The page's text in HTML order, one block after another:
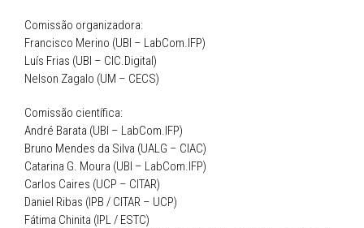
Comissão organizadora:
Francisco Merino (UBI – LabCom.IFP)
Luís Frias (UBI – CIC.Digital)
Nelson Zagalo (UM – CECS)
Comissão científica:
André Barata (UBI – LabCom.IFP)
Bruno Mendes da Silva (UALG – CIAC)
Catarina G. Moura (UBI – LabCom.IFP)
Carlos Caires (UCP – CITAR)
Daniel Ribas (IPB / CITAR – UCP)
Fátima Chinita (IPL / ESTC)